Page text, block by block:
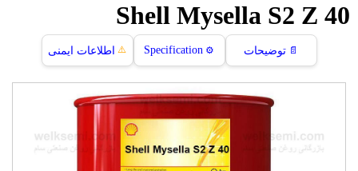
Shell Mysella S2 Z 40
📄 توضیحات ⚙️
Specification
⚠️ اطلاعات ایمنی